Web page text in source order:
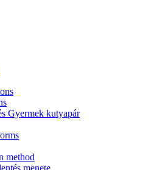
Gyermek kutyapár
method
menete